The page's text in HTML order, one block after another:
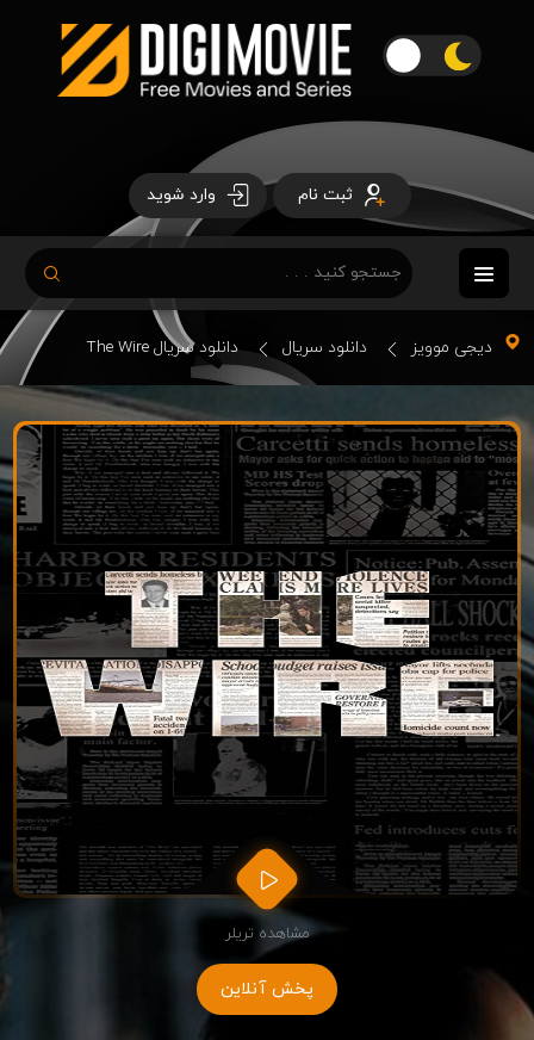
ثبت نام وارد شوید
دیجی موویز دانلود سریال دانلود سریال The Wire
مشاهده تریلر
پخش آنلاین